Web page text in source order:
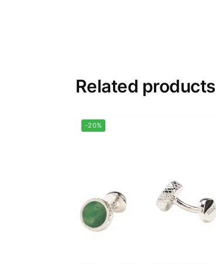
Related products
-20%